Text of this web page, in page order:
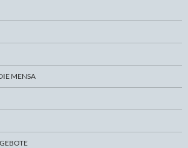
MENSA